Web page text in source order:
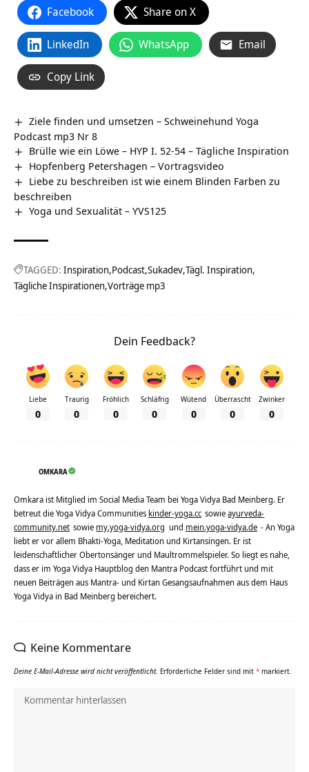
Facebook Share on X
LinkedIn WhatsApp Email
Copy Link
Ziele finden und umsetzen – Schweinehund Yoga
Podcast mp3 Nr 8
Brülle wie ein Löwe – HYP I. 52-54 – Tägliche Inspiration
Hopfenberg Petershagen‏‎ – Vortragsvideo
Liebe zu beschreiben ist wie einem Blinden Farben zu
beschreiben
Yoga und Sexualität – YVS125
TAGGED: Inspiration Podcast Sukadev Tägl. Inspiration
Tägliche Inspirationen Vorträge mp3
Dein Feedback?
Liebe
0
Traurig
0
Fröhlich
0
Schläfrig
0
Wütend
0
Überrascht
0
Zwinker
0
OMKARA
Omkara ist Mitglied im Social Media Team bei Yoga Vidya Bad Meinberg. Er
betreut die Yoga Vidya Communities kinder-yoga.cc sowieayurveda-
community.net sowie my.yoga-vidya.org und mein.yoga-vidya.de - An Yoga
liebt er vor allem Bhakti-Yoga, Meditation und Kirtansingen. Er ist
leidenschaftlicher Obertonsänger und Maultrommelspieler. So liegt es nahe,
dass er im Yoga Vidya Hauptblog den Mantra Podcast fortführt und mit
neuen Beiträgen aus Mantra- und Kirtan Gesangsaufnahmen aus dem Haus
Yoga Vidya in Bad Meinberg bereichert.
Keine Kommentare
Deine E-Mail-Adresse wird nicht veröffentlicht. Erforderliche Felder sind mit * markiert.